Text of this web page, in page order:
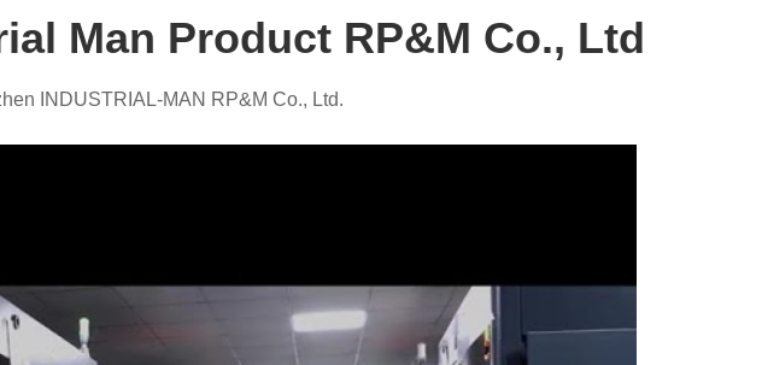
Man Product RP&M Co., Ltd
INDUSTRIAL-MAN RP&M Co., Ltd.